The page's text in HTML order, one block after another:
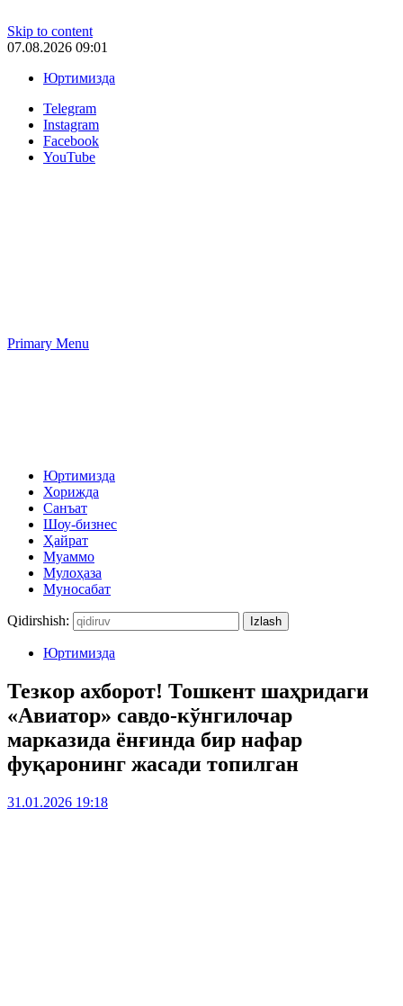
Skip to content
07.08.2026 09:01
Юртимизда
Telegram
Instagram
Facebook
YouTube
Primary Menu
Юртимизда
Хорижда
Санъат
Шоу-бизнес
Ҳайрат
Муаммо
Мулоҳаза
Муносабат
Qidirshish:
Юртимизда
Тезкор ахборот! Тошкент шаҳридаги
«Авиатор» савдо-кўнгилочар
марказида ёнғинда бир нафар
фуқаронинг жасади топилган
31.01.2026 19:18